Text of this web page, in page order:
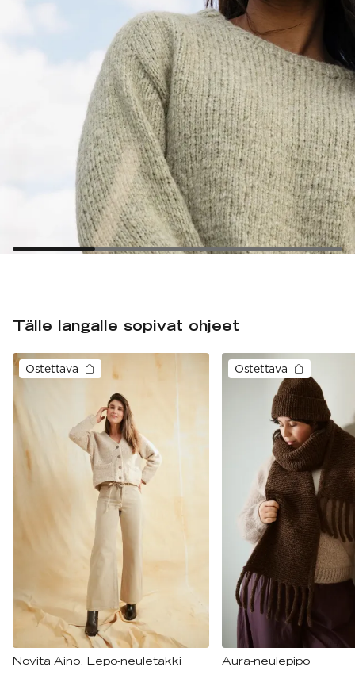
Tälle langalle sopivat ohjeet
Ostettava
Novita Aino: Lepo-neuletakki
Ostettava
Aura-neulepipo